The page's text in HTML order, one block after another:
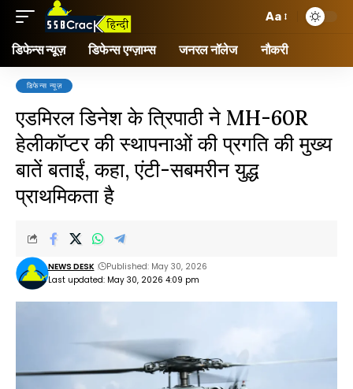
Aa
डिफेन्स न्यूज़ डिफेन्स एग्ज़ाम्स जनरल नॉलेज नौकरी
डिफेन्स न्यूज़
एडमिरल डिनेश के त्रिपाठी ने MH-60R
हेलीकॉप्टर की स्थापनाओं की प्रगति की मुख्य
बातें बताईं, कहा, एंटी-सबमरीन युद्ध
प्राथमिकता है
Last updated: May 30, 2026 4:09 pm
NEWS DESK Published: May 30, 2026